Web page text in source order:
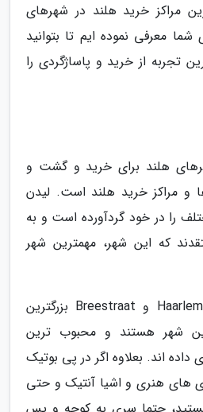
مراکز خرید هلند در شهرهای
معرفی نموده ایم تا بتوانید
تجربه از خرید و پاساژگردی را
هلند برای خرید و گشت و
و مراکز خرید هلند است. لیدن
مختلف را در خود گردآورده است و به
که این شهر، مهمترین شهر
خیابان های Haarlemmerstraat و Breestraat بزرگترین
شهر هستند و محبوب ترین
اند. بعلاوه اگر در پی بوتیک
های هنری و اشیا آنتیک و حتی